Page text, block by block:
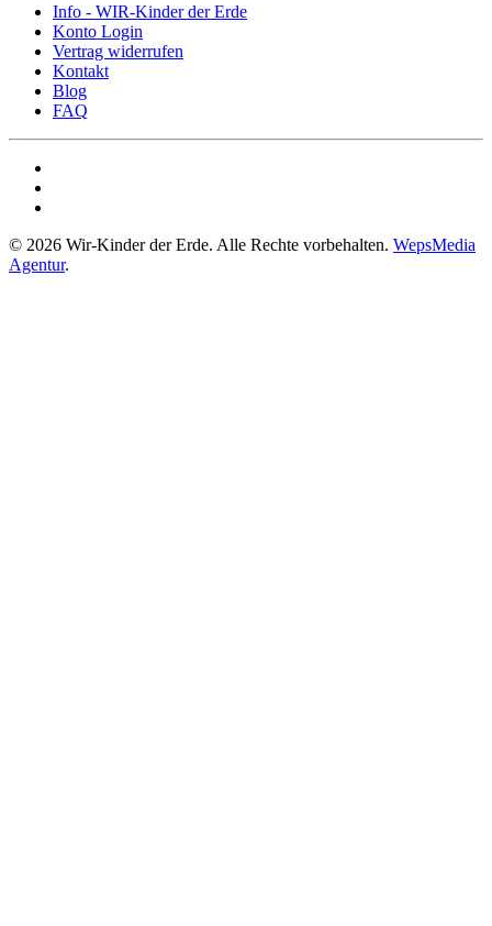
Info - WIR-Kinder der Erde
Konto Login
Vertrag widerrufen
Kontakt
Blog
FAQ
© 2026 Wir-Kinder der Erde. Alle Rechte vorbehalten. WepsMedia
Agentur.